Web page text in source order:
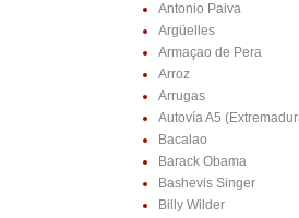
Antonio Paiva
Argüelles
Armaçao de Pera
Arroz
Arrugas
Autovía A5
Bacalao
Barack Obama
Bashevis Singer
Billy Wilder